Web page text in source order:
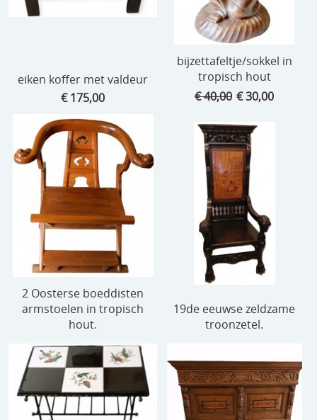
eiken koffer met valdeur
€ 175,00
bijzettafeltje/sokkel in
tropisch hout
€ 40,00 € 30,00
2 Oosterse boeddisten
armstoelen in tropisch
hout.
19de eeuwse zeldzame
troonzetel.